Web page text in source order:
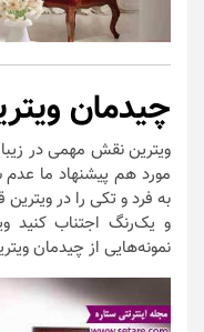
چیدمان
ویترین نقش مهمی در
مورد هم پیشنهاد ما
به فرد و تکی را در
و یک‌رنگ اجتناب کنید
نمونه‌هایی از چیدمان